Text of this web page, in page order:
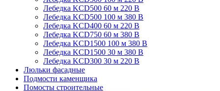
Лебедка KCD500 60 м 220 В
Лебедка KCD500 100 м 380 В
Лебедка KCD400 60 м 220 В
Лебедка KCD750 60 м 380 В
Лебедка KCD1500 100 м 380 В
Лебедка KCD1500 30 м 380 В
Лебедка KCD300 30 м 220 В
Люльки фасадные
Подмости каменщика
Помосты строительные